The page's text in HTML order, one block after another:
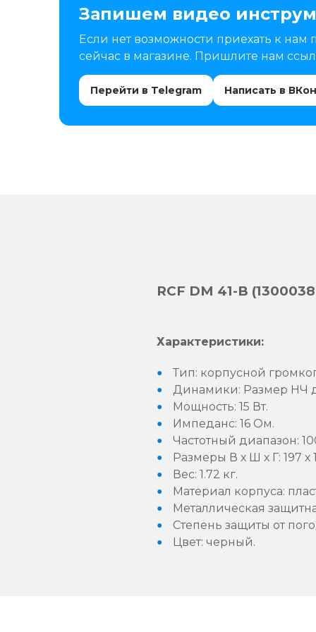
Запишем видео
Если нет возможности приехать к
сейчас в магазине. Пришлите нам
Перейти в Telegram Написать в
RCF DM 41-B
Характеристики:
Тип: корпусной
Динамики: Размер НЧ
Мощность: 15 Вт.
Импеданс: 16 Ом.
Частотный диапазон:
Размеры В х Ш х Г: 197 х
Вес: 1.72 кг.
Материал корпуса:
Металлическая
Степень защиты от
Цвет: черный.